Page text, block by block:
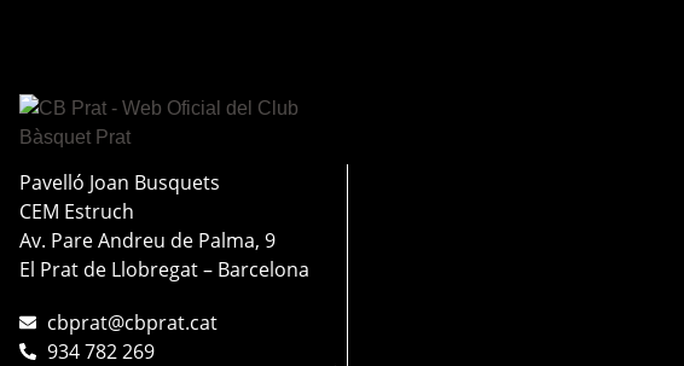
Pavelló Joan Busquets
CEM Estruch
Av. Pare Andreu de Palma, 9
El Prat de Llobregat – Barcelona
cbprat@cbprat.cat
934 782 269